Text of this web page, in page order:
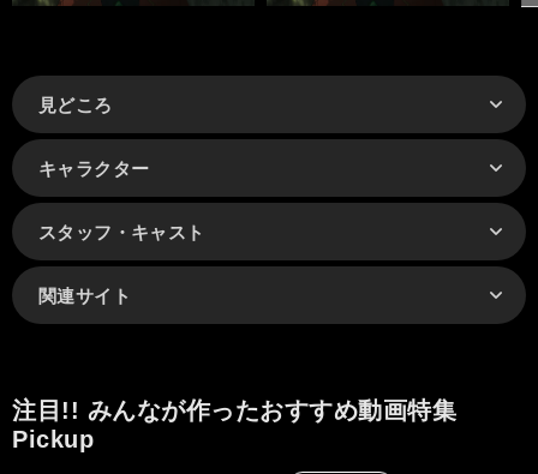
見どころ
キャラクター
スタッフ・キャスト
関連サイト
注目!! みんなが作ったおすすめ動画特集
Pickup